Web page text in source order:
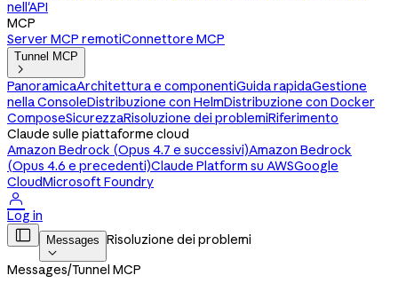
nell'API
MCP
Server MCP remotiConnettore MCP
Tunnel MCP

PanoramicaArchitettura e componentiGuida rapidaGestione
nella ConsoleDistribuzione con HelmDistribuzione con Docker
ComposeSicurezzaRisoluzione dei problemiRiferimento
Claude sulle piattaforme cloud
Amazon Bedrock (Opus 4.7 e successivi)Amazon Bedrock
(Opus 4.6 e precedenti)Claude Platform su AWSGoogle
CloudMicrosoft Foundry

Log in
 Messages

Risoluzione dei problemi
Messages/Tunnel MCP